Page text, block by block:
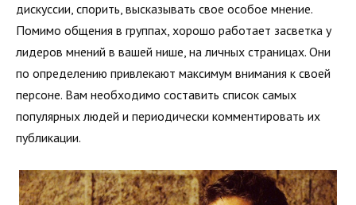
дискуссии, спорить, высказывать свое особое мнение.
Помимо общения в группах, хорошо работает засветка у
лидеров мнений в вашей нише, на личных страницах. Они
по определению привлекают мак­симум внимания к своей
персоне. Вам необходимо составить список самых
популярных людей и периодически комментировать их
публикации.